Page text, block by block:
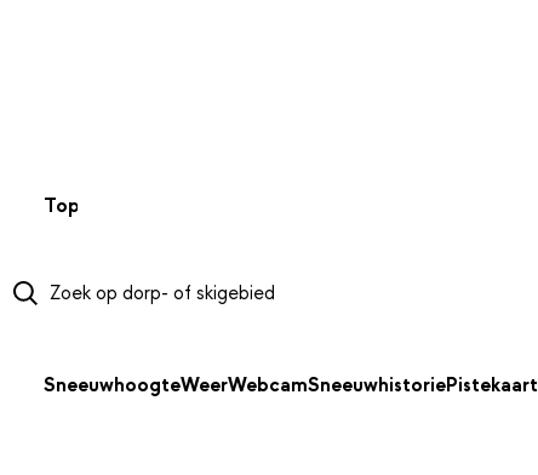
Top 50
SneeuwhoogteWeerWebcamSneeuwhistoriePistekaart